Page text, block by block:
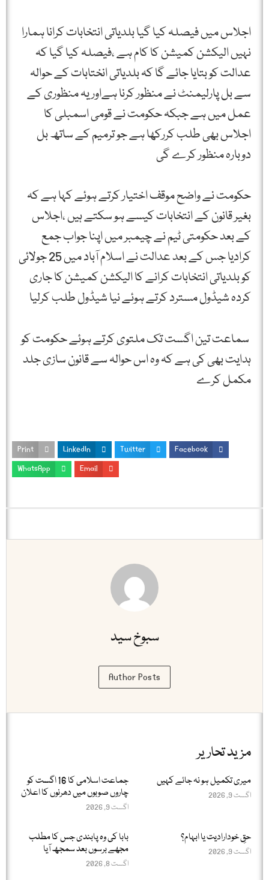
اجلاس میں فیصلہ کیا گیا بلدیاتی انتخابات کرانا ہمارا
نہیں الیکشن کمیشن کا کام ہے ،فیصلہ کیا گیا کہ
عدالت کو بتایا جائے گا کہ بلدیاتی انختابات کے حوالہ
سے بل پارلیمنٹ نے منظور کرنا ہےاور یہ منظوری کے
عمل میں ہے جبکہ حکومت نے قومی اسمبلی کا
اجلاس بھی طلب کررکھا ہے جو ترمیم کے ساتھ بل
دوبارہ منظور کرے گی
حکومت نے واضح موقف اختیار کرتے ہوئے کہا ہے کہ
بغیر قانون کے انتخابات کیسے ہو سکتے ہیں ،اجلاس
کے بعد حکومتی ٹیم نے چیمبر میں اپنا جواب جمع
کرادیا جس کے بعد عدالت نے اسلام آباد میں 25 جولائی
کو بلدیاتی انتخابات کرانے کا الیکشن کمیشن کا جاری
کردہ شیڈول مسترد کرتے ہوئے نیا شیڈول طلب کرلیا
سماعت تین اگست تک ملتوی کرتے ہوئے حکومت کو
ہدایت بھی کی ہے کہ وہ اس حوالہ سے قانون سازی جلد
مکمل کرے
Facebook
Twitter
LinkedIn
Print
Email
WhatsApp
سبوخ سید
Author Posts
مزید تحاریر
میری تکمیل ہو نہ جائے کہیں
اگست 9, 2026
جماعت اسلامی کا 16 اگست کو
چاروں صوبوں میں دھرنوں کا اعلان
اگست 9, 2026
حقِ خودارادیت یا ابہام؟
اگست 9, 2026
بابا کی وہ پابندی جس کا مطلب
مجھے برسوں بعد سمجھ آیا
اگست 8, 2026